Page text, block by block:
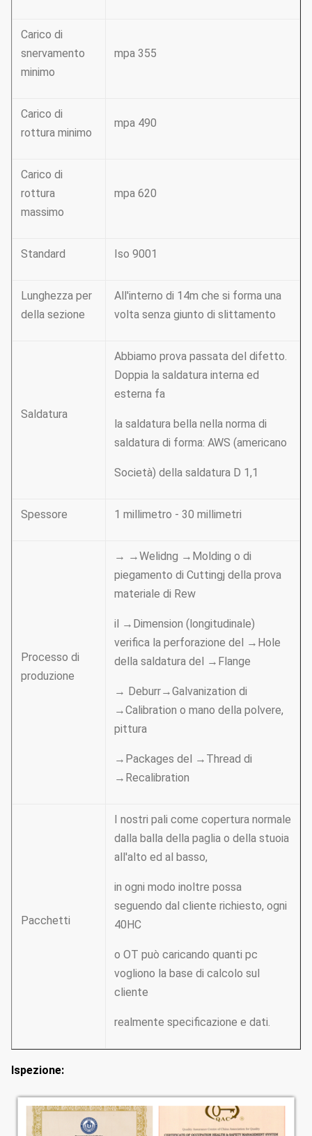
Carico di
snervamento
minimo
mpa 355
Carico di
rottura minimo
mpa 490
Carico di
rottura
massimo
mpa 620
Standard Iso 9001
Lunghezza per
della sezione
All'interno di 14m che si forma una
volta senza giunto di slittamento
Saldatura
Abbiamo prova passata del difetto.
Doppia la saldatura interna ed
esterna fa
la saldatura bella nella norma di
saldatura di forma: AWS (americano
Società) della saldatura D 1,1
Spessore 1 millimetro - 30 millimetri
Processo di
produzione
→ →Welidng →Molding o di
piegamento di Cuttingj della prova
materiale di Rew
il →Dimension (longitudinale)
verifica la perforazione del →Hole
della saldatura del →Flange
→ Deburr→Galvanization di
→Calibration o mano della polvere,
pittura
→Packages del →Thread di
→Recalibration
Pacchetti
I nostri pali come copertura normale
dalla balla della paglia o della stuoia
all'alto ed al basso,
in ogni modo inoltre possa
seguendo dal cliente richiesto, ogni
40HC
o OT può caricando quanti pc
vogliono la base di calcolo sul
cliente
realmente specificazione e dati.
Ispezione: